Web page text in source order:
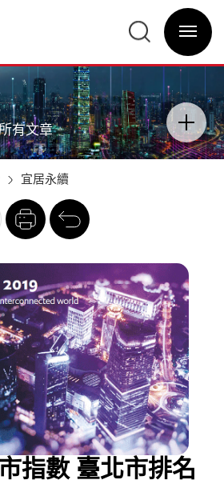
選
單
關
有文章
分
類
開
關
宜居永續
列
印
回
前
一
頁
指數 臺北市排名